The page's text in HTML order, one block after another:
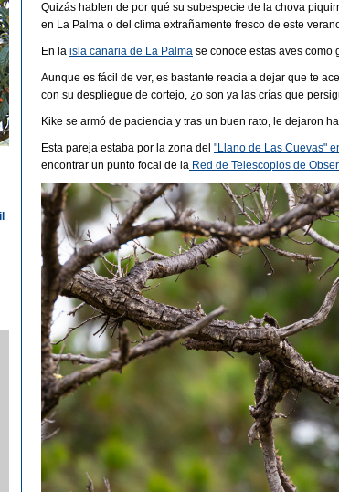
Quizás hablen de por qué su subespecie de la chova
en La Palma o del clima extrañamente fresco de este
En la isla canaria de La Palma se conoce estas aves como
Aunque es fácil de ver, es bastante reacia a dejar que te
con su despliegue de cortejo, ¿o son ya las crías que
Kike se armó de paciencia y tras un buen rato, le dejaron
Esta pareja estaba por la zona del "Llano de Las Cuevas"
encontrar un punto focal de la Red de Telescopios de